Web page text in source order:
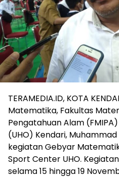
TERAMEDIA.ID, KOTA
Matematika, Fakultas
Pengatahuan Alam
(UHO) Kendari,
kegiatan Gebyar
Sport Center UHO.
selama 15 hingga 19